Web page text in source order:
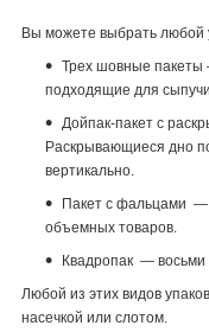
Вы можете выбрать любой
Трех шовные пакеты
подходящие для
Дойпак-пакет с
Раскрывающиеся дно
вертикально.
Пакет с фальцами —
объемных товаров.
Квадропак —
Любой из этих видов
насечкой или слотом.